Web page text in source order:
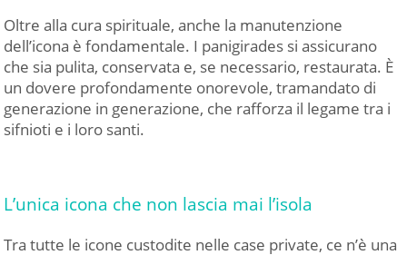
Oltre alla cura spirituale, anche la manutenzione
dell’icona è fondamentale. I panigirades si assicurano
che sia pulita, conservata e, se necessario, restaurata. È
un dovere profondamente onorevole, tramandato di
generazione in generazione, che rafforza il legame tra i
sifnioti e i loro santi.
L’unica icona che non lascia mai l’isola
Tra tutte le icone custodite nelle case private, ce n’è una